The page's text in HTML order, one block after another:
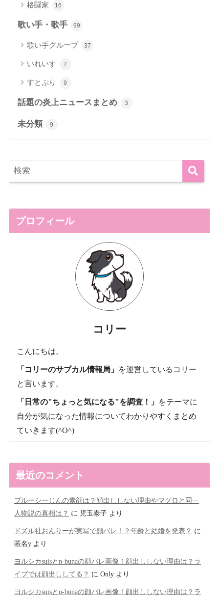
格闘家 16
歌い手・歌手 99
歌い手グループ 37
いれいす 7
すとぷり 9
話題の炎上ニュースまとめ 3
未分類 9
プロフィール
コリー
こんにちは。
「コリーのサブカル情報局」 を運営しているコリー
と言います。
「日常の"ちょっと気になる"を調査！」 をテーマに
自分が気になった情報についてわかりやすくまとめ
ていきます(^O^)
最近のコメント
ブルーシーじんの素顔は？顔出ししない理由やマグロと同一
人物説の真相は？ に 児玉泰子より
ドズル社おんりーが実写で顔バレ！？年齢と結婚を発表？ に
匿名yより
ヨルシカsuisとn-bunaの顔バレ画像！顔出ししない理由は？ラ
イブでは顔出ししてる？ に Onlyより
ヨルシカsuisとn-bunaの顔バレ画像！顔出ししない理由は？ラ